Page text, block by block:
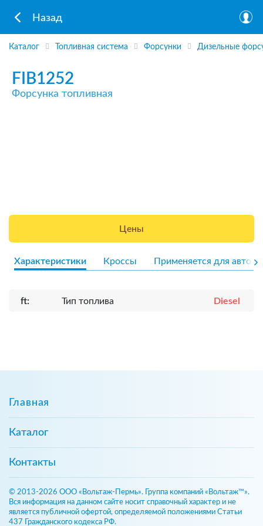
Назад
Каталог Топливная система Форсунки Дизельные
FIB1252
Форсунка топливная
Цены
Характеристики Кроссы Применяется для авто
ft: Тип топлива Diesel
Главная
Каталог
Контакты
© 2013-2026 ООО «Вольтаж-Пермь». Группа компаний «Вольтаж™».
Вся информация на данном сайте носит справочный характер и не
является публичной офертой, определяемой положениями Статьи
437 Гражданского кодекса РФ.